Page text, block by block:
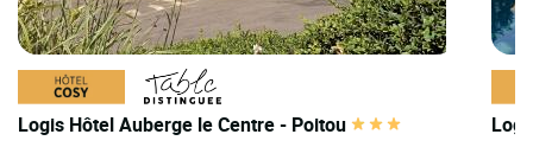
Logis Hôtel Auberge le Centre - Poitou